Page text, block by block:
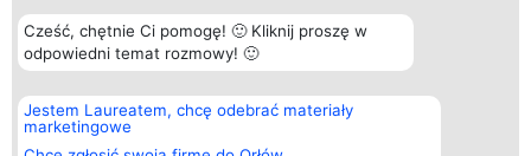
Cześć, chętnie Ci pomogę! 🙂 Kliknij proszę w
odpowiedni temat rozmowy! 🙂
Jestem Laureatem, chcę odebrać materiały
marketingowe
Organizator plebiscytu
Bright Side Solutions sp. z o.
o. sp. k.
ul. Ruska 22
Plebiscyt
Laureaci
wszystkich
Kontakt
Kontakt